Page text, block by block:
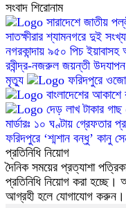
সংবাদ শিরোনাম
সারাদেশে জাতীয়
সাতক্ষীরার শ্যামনগরে দুই
নগরকান্দায় ৯৫০ পিচ
রবীন্দ্র-নজরুল জয়ন্তী উদযাপন
মৃত্যু
ফরিদপুরে
বাংলাদেশের
দেড় লাখ টাকার গাছ
মার্ডারঃ ১০ ঘণ্টায় গ্রেফতার
ফরিদপুরে ‘শ্মশান বন্ধু’ কানু
প্রতিনিধি নিয়োগ
দৈনিক সময়ের প্রত্যাশা
প্রতিনিধি নিয়োগ করা হচ্ছে।
আগ্রহী হলে যোগাযোগ